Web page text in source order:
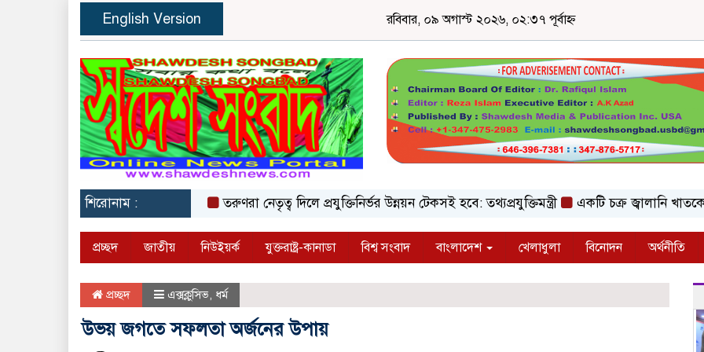
English Version রবিবার, ০৯ অগাস্ট ২০২৬, ০২:৩৭ পূর্বাহ্ন
শিরোনাম : তরুণরা নেতৃত্ব দিলে প্রযুক্তিনির্ভর উন্নয়ন টেকসই হবে: তথ্যপ্রযুক্তিমন্ত্রী একটি চক্র জ্বালানি খাতকে
প্রচ্ছদ জাতীয় নিউইয়র্ক যুক্তরাষ্ট্র-কানাডা বিশ্ব সংবাদ বাংলাদেশ খেলাধুলা বিনোদন অর্থনীতি
প্রচ্ছদ এক্সক্লুসিভ, ধর্ম
উভয় জগতে সফলতা অর্জনের উপায়